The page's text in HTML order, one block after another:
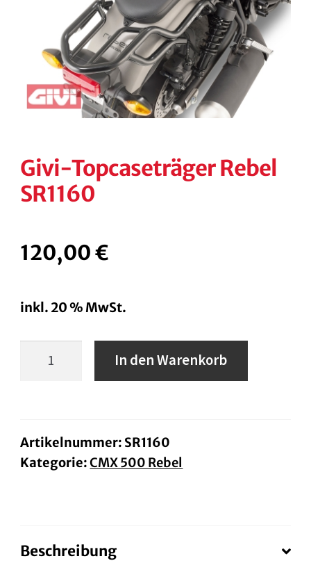
KONTAKT
KASSE
RECHTLICHES
Givi-Topcaseträger Rebel
SR1160
120,00€
inkl. 20 % MwSt.
Menge
In den Warenkorb
Artikelnummer: SR1160
Kategorie:CMX 500 Rebel
Beschreibung